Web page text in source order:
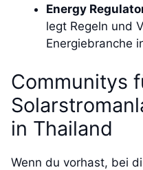
Energy
legt Regeln und
Energiebranche
Communitys
in Thailand
Wenn du vorhast, bei